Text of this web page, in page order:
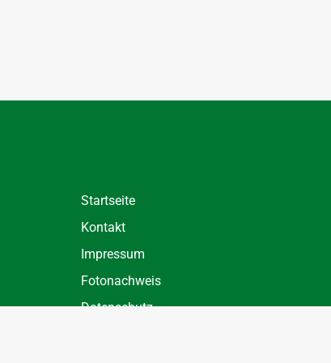
Startseite
Kontakt
Impressum
Fotonachweis
Datenschutz